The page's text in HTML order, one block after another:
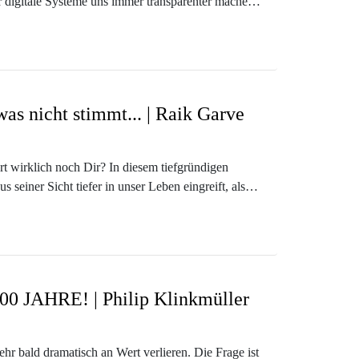
zeigt Tom, was Du tun kannst, um
ersetzen jedoch keine therapeutische oder
aus unserer Online-Akademie:
nicht stimmt... | Raik Garve
wirklich noch Dir? In diesem tiefgründigen
seiner Sicht tiefer in unser Leben eingreift, als
Du täglich tust, zwar richtig anfühlt, Dich jedoch
JAHRE! | Philip Klinkmüller
bald dramatisch an Wert verlieren. Die Frage ist